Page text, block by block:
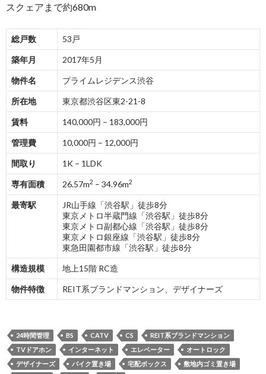
スクェアまで約680m
総戸数 53戸
築年月 2017年5月
物件名 プライムレジデンス渋谷
所在地 東京都渋谷区東2-21-8
賃料 140,000円 – 183,000円
管理費 10,000円 – 12,000円
間取り 1K – 1LDK
専有面積 26.57m2 – 34.96m2
最寄駅
JR山手線「渋谷駅」徒歩8分
東京メトロ半蔵門線「渋谷駅」徒歩8分
東京メトロ副都心線「渋谷駅」徒歩8分
東京メトロ銀座線「渋谷駅」徒歩8分
東急田園都市線「渋谷駅」徒歩8分
構造規模 地上15階 RC造
物件特徴 REIT系ブランドマンション、デザイナーズ
24時間管理 BS CATV CS
REIT系ブランドマンション
TVドアホン
インターネット エレベーター
オートロック
デザイナーズ
バイク置き場 宅配ボックス
敷地内ゴミ置き場